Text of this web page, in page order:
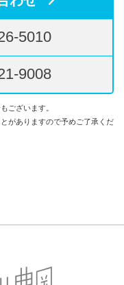
5010
9008
ございます。
がありますので予めご了承くだ